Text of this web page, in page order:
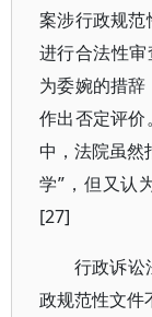
案涉行政规
进行合法性
为委婉的措
作出否定评
中，法院虽然
学”，但又认
[27]
行政诉讼
政规范性文件